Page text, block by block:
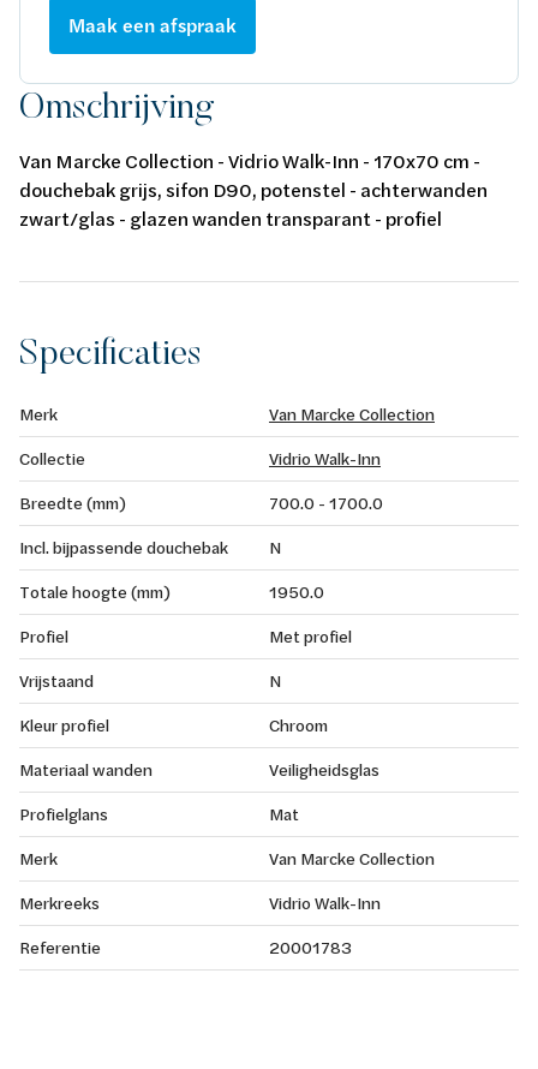
Maak een afspraak
Omschrijving
Van Marcke Collection - Vidrio Walk-Inn - 170x70 cm -
douchebak grijs, sifon D90, potenstel - achterwanden
zwart/glas - glazen wanden transparant - profiel
regendouche - omkeerbaar
Specificaties
Merk
Van Marcke Collection
Collectie
Vidrio Walk-Inn
Breedte (mm)
700.0 - 1700.0
Incl. bijpassende douchebak
N
Totale hoogte (mm)
1950.0
Profiel
Met profiel
Vrijstaand
N
Kleur profiel
Chroom
Materiaal wanden
Veiligheidsglas
Profielglans
Mat
Merk
Van Marcke Collection
Merkreeks
Vidrio Walk-Inn
Referentie
20001783